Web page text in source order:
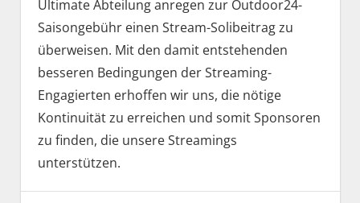
Ultimate Abteilung anregen zur Outdoor24-
Saisongebühr einen Stream-Solibeitrag zu
überweisen. Mit den damit entstehenden
besseren Bedingungen der Streaming-
Engagierten erhoffen wir uns, die nötige
Kontinuität zu erreichen und somit Sponsoren
zu finden, die unsere Streamings
unterstützen.